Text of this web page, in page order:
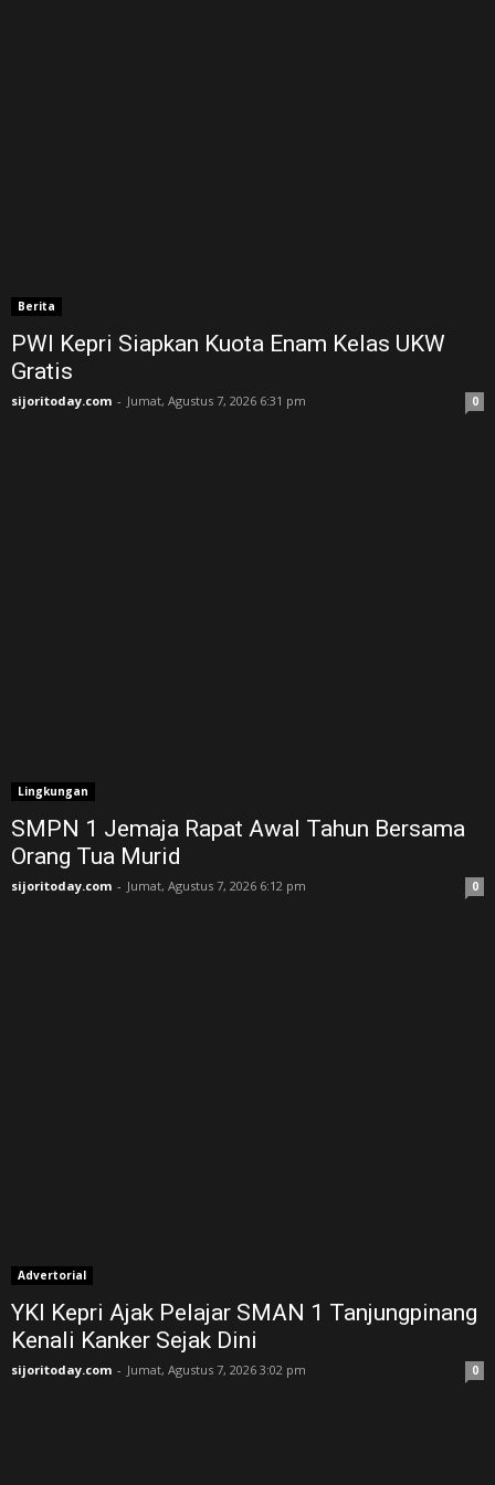
Berita
PWI Kepri Siapkan Kuota Enam Kelas UKW
Gratis
sijoritoday.com - Jumat, Agustus 7, 2026 6:31 pm 0
Lingkungan
SMPN 1 Jemaja Rapat Awal Tahun Bersama
Orang Tua Murid ‎
sijoritoday.com - Jumat, Agustus 7, 2026 6:12 pm 0
Advertorial
YKI Kepri Ajak Pelajar SMAN 1 Tanjungpinang
Kenali Kanker Sejak Dini
sijoritoday.com - Jumat, Agustus 7, 2026 3:02 pm 0